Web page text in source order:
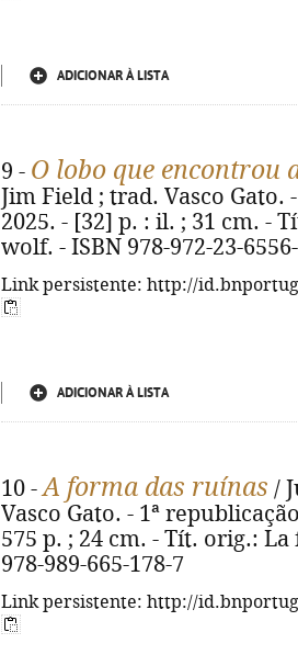
ADICIONAR À LISTA
9 - O lobo que encontrou
Jim Field ; trad. Vasco Gato.
2025. - [32] p. : il. ; 31 cm. -
wolf. - ISBN 978-972-23-
Link persistente: http://
ADICIONAR À LISTA
10 -A forma das ruínas /
Vasco Gato. - 1ª
575 p. ; 24 cm. - Tít. orig.:
978-989-665-178-7
Link persistente: http://